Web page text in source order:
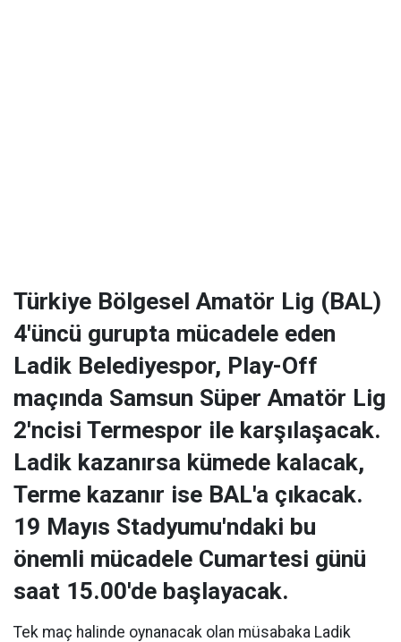
Türkiye Bölgesel Amatör Lig (BAL)
4'üncü gurupta mücadele eden
Ladik Belediyespor, Play-Off
maçında Samsun Süper Amatör Lig
2'ncisi Termespor ile karşılaşacak.
Ladik kazanırsa kümede kalacak,
Terme kazanır ise BAL'a çıkacak.
19 Mayıs Stadyumu'ndaki bu
önemli mücadele Cumartesi günü
saat 15.00'de başlayacak.
Tek maç halinde oynanacak olan müsabaka Ladik